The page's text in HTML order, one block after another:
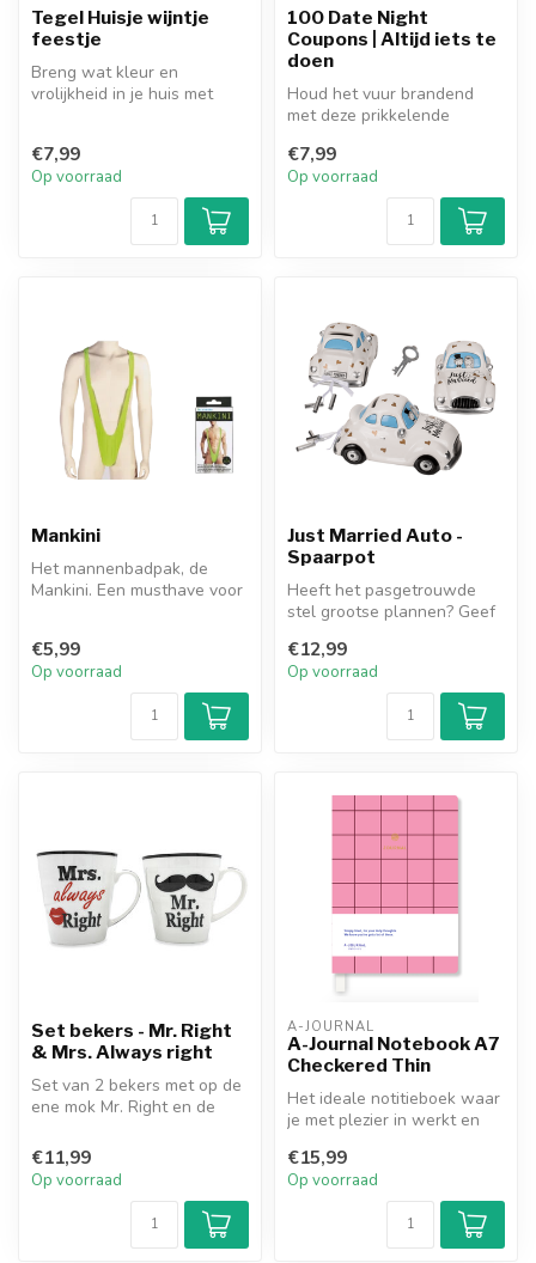
Tegel Huisje wijntje
feestje
Breng wat kleur en
vrolijkheid in je huis met
€7,99
Op voorraad
100 Date Night
Coupons | Altijd iets te
doen
Houd het vuur brandend
met deze prikkelende
date night....
€7,99
Op voorraad
Mankini
Het mannenbadpak, de
Mankini. Een musthave voor
€5,99
Op voorraad
Just Married Auto -
Spaarpot
Heeft het pasgetrouwde
stel grootse plannen? Geef
cad...
€12,99
Op voorraad
Set bekers - Mr. Right
& Mrs. Always right
Set van 2 bekers met op de
ene mok Mr. Right en de
€11,99
Op voorraad
A-JOURNAL
A-Journal Notebook A7
Checkered Thin
Het ideale notitieboek waar
je met plezier in werkt en
€15,99
Op voorraad